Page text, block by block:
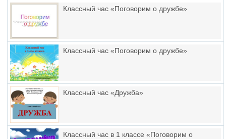
Классный час «Поговорим о дружбе»
Классный час «Поговорим о дружбе»
Классный час «Дружба»
Классный час в 1 классе «Поговорим о